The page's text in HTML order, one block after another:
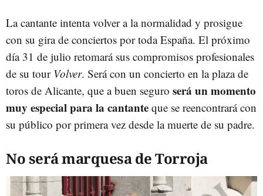
La cantante intenta volver a la normalidad y prosigue
con su gira de conciertos por toda España. El próximo
día 31 de julio retomará sus compromisos profesionales
de su tour Volver. Será con un concierto en la plaza de
toros de Alicante, que a buen seguro será un momento
muy especial para la cantante que se reencontrará con
su público por primera vez desde la muerte de su padre.
No será marquesa de Torroja